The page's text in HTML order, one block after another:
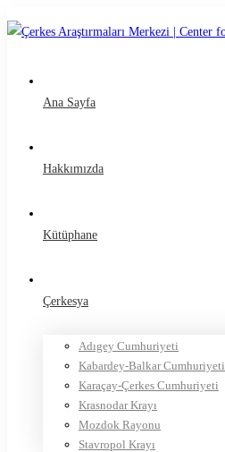
Ana Sayfa
Hakkımızda
Kütüphane
Çerkesya
Adıgey Cumhuriyeti
Kabardey-Balkar Cumhuriyeti
Karaçay-Çerkes Cumhuriyeti
Krasnodar Krayı
Mozdok Rayonu
Stavropol Krayı